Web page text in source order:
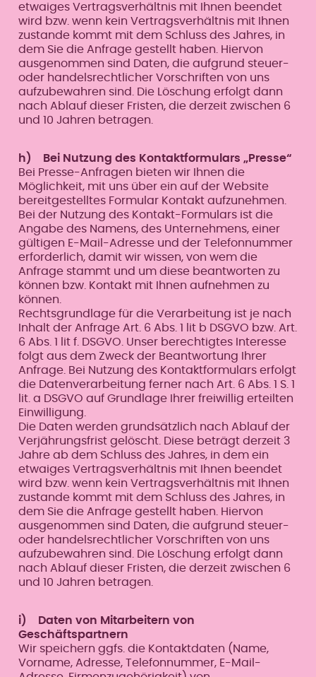
etwaiges Vertragsverhältnis mit Ihnen beendet
wird bzw. wenn kein Vertragsverhältnis mit Ihnen
zustande kommt mit dem Schluss des Jahres, in
dem Sie die Anfrage gestellt haben. Hiervon
ausgenommen sind Daten, die aufgrund steuer-
oder handelsrechtlicher Vorschriften von uns
aufzubewahren sind. Die Löschung erfolgt dann
nach Ablauf dieser Fristen, die derzeit zwischen 6
und 10 Jahren betragen.
h) Bei Nutzung des Kontaktformulars „Presse“
Bei Presse-Anfragen bieten wir Ihnen die
Möglichkeit, mit uns über ein auf der Website
bereitgestelltes Formular Kontakt aufzunehmen.
Bei der Nutzung des Kontakt-Formulars ist die
Angabe des Namens, des Unternehmens, einer
gültigen E-Mail-Adresse und der Telefonnummer
erforderlich, damit wir wissen, von wem die
Anfrage stammt und um diese beantworten zu
können bzw. Kontakt mit Ihnen aufnehmen zu
können.
Rechtsgrundlage für die Verarbeitung ist je nach
Inhalt der Anfrage Art. 6 Abs. 1 lit b DSGVO bzw. Art.
6 Abs. 1 lit f. DSGVO. Unser berechtigtes Interesse
folgt aus dem Zweck der Beantwortung Ihrer
Anfrage. Bei Nutzung des Kontaktformulars erfolgt
die Datenverarbeitung ferner nach Art. 6 Abs. 1 S. 1
lit. a DSGVO auf Grundlage Ihrer freiwillig erteilten
Einwilligung.
Die Daten werden grundsätzlich nach Ablauf der
Verjährungsfrist gelöscht. Diese beträgt derzeit 3
Jahre ab dem Schluss des Jahres, in dem ein
etwaiges Vertragsverhältnis mit Ihnen beendet
wird bzw. wenn kein Vertragsverhältnis mit Ihnen
zustande kommt mit dem Schluss des Jahres, in
dem Sie die Anfrage gestellt haben. Hiervon
ausgenommen sind Daten, die aufgrund steuer-
oder handelsrechtlicher Vorschriften von uns
aufzubewahren sind. Die Löschung erfolgt dann
nach Ablauf dieser Fristen, die derzeit zwischen 6
und 10 Jahren betragen.
i) Daten von Mitarbeitern von
Geschäftspartnern
Wir speichern ggfs. die Kontaktdaten (Name,
Vorname, Adresse, Telefonnummer, E-Mail-